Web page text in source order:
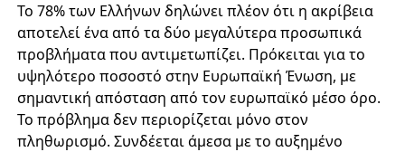
Το 78% των Ελλήνων δηλώνει πλέον ότι η ακρίβεια
αποτελεί ένα από τα δύο μεγαλύτερα προσωπικά
προβλήματα που αντιμετωπίζει. Πρόκειται για το
υψηλότερο ποσοστό στην Ευρωπαϊκή Ένωση, με
σημαντική απόσταση από τον ευρωπαϊκό μέσο όρο.
Το πρόβλημα δεν περιορίζεται μόνο στον
πληθωρισμό. Συνδέεται άμεσα με το αυξημένο